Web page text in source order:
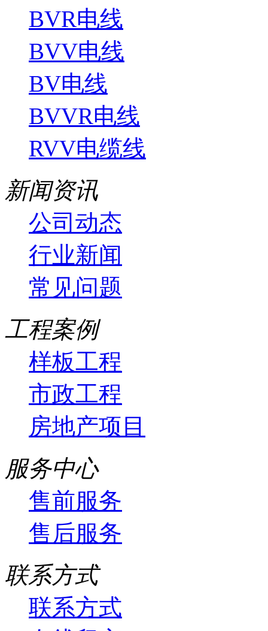
BVR电线
BVV电线
BV电线
BVVR电线
RVV电缆线
新闻资讯
公司动态
行业新闻
常见问题
工程案例
样板工程
市政工程
房地产项目
服务中心
售前服务
售后服务
联系方式
联系方式